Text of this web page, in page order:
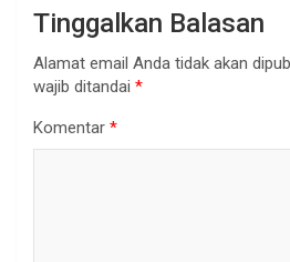
Tinggalkan Balasan
Alamat email Anda tidak akan
wajib ditandai *
Komentar *